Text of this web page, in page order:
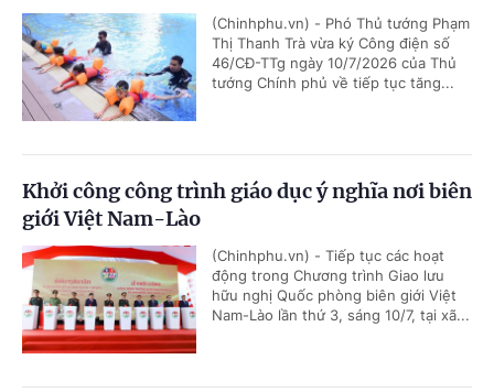
(Chinhphu.vn) - Phó Thủ tướng Phạm
Thị Thanh Trà vừa ký Công điện số
46/CĐ-TTg ngày 10/7/2026 của Thủ
tướng Chính phủ về tiếp tục tăng...
Khởi công công trình giáo dục ý nghĩa nơi biên
giới Việt Nam-Lào
(Chinhphu.vn) - Tiếp tục các hoạt
động trong Chương trình Giao lưu
hữu nghị Quốc phòng biên giới Việt
Nam-Lào lần thứ 3, sáng 10/7, tại xã...